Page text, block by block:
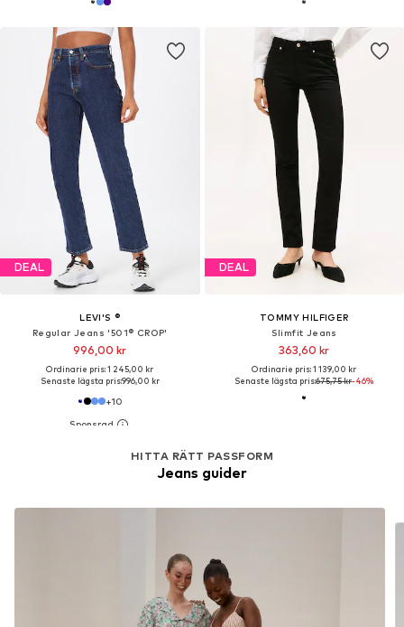
DEAL
LEVI'S ®
Regular Jeans '501® CROP'
996,00 kr
Ordinarie pris: 1 245,00 kr
Senaste lägsta pris:996,00 kr
+10
DEAL
TOMMY HILFIGER
Slimfit Jeans
363,60 kr
Ordinarie pris: 1 139,00 kr
Senaste lägsta pris:675,75 kr-46%
HITTA RÄTT PASSFORM
Jeans guider